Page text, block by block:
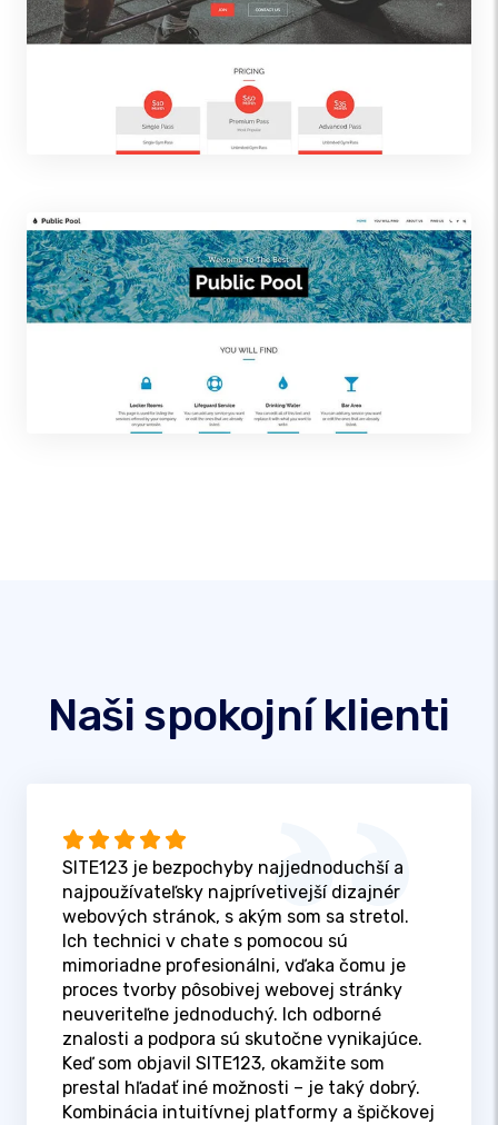
Naši spokojní klienti
SITE123 je bezpochyby najjednoduchší a
najpoužívateľsky najprívetivejší dizajnér
webových stránok, s akým som sa stretol.
Ich technici v chate s pomocou sú
mimoriadne profesionálni, vďaka čomu je
proces tvorby pôsobivej webovej stránky
neuveriteľne jednoduchý. Ich odborné
znalosti a podpora sú skutočne vynikajúce.
Keď som objavil SITE123, okamžite som
prestal hľadať iné možnosti – je taký dobrý.
Kombinácia intuitívnej platformy a špičkovej